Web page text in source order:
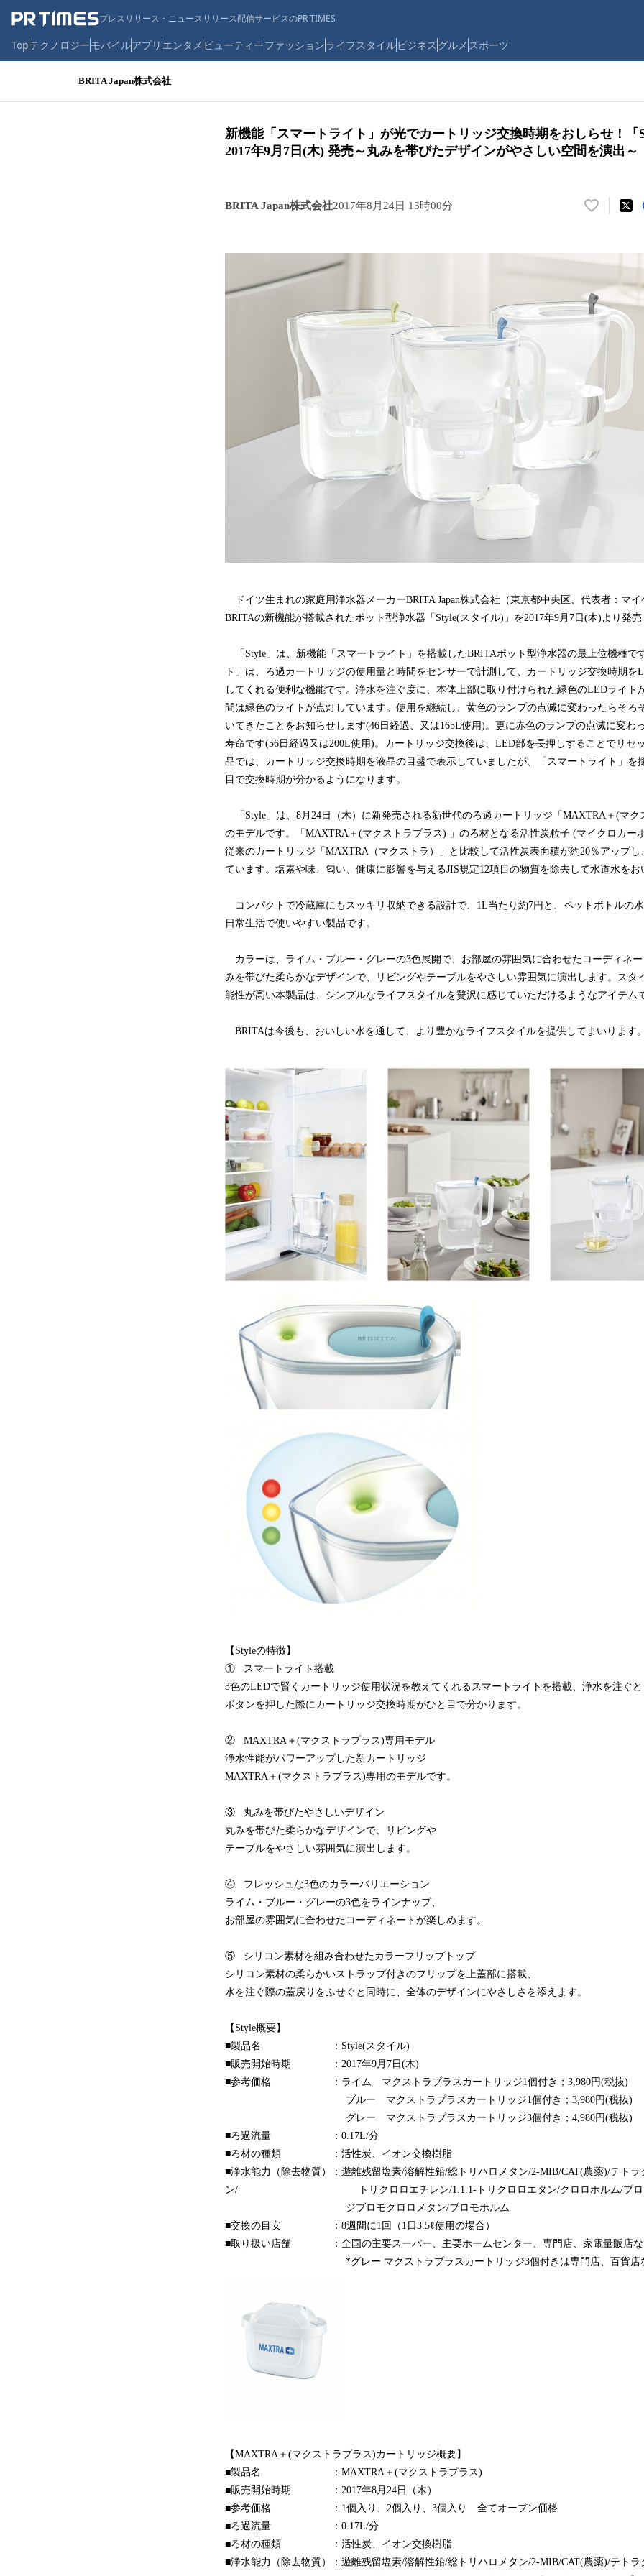
プレスリリース・ニュースリリース配信サービスのPR TIMES
Topテクノロジーモバイルアプリ エンタメ ビューティーファッションライフスタイルビジネス グルメ スポーツ
BRITA Japan株式会社
新機能「スマートライト」が光でカートリッジ交換時期をおしらせ！「
2017年9月7日(木) 発売～丸みを帯びたデザインがやさしい空間を演出～
BRITA Japan株式会社2017年8月24日 13時00分
い
を
読
み
み
中
す
ドイツ生まれの家庭用浄水器メーカーBRITA Japan株式会社（東京都中央区、代表者：マ
BRITAの新機能が搭載されたポット型浄水器「Style(スタイル)」を2017年9月7日(木)より発
「Style」は、新機能「スマートライト」を搭載したBRITAポット型浄水器の最上位機種で
ト」は、ろ過カートリッジの使用量と時間をセンサーで計測して、カートリッジ交換時期を
してくれる便利な機能です。浄水を注ぐ度に、本体上部に取り付けられた緑色のLEDライト
間は緑色のライトが点灯しています。使用を継続し、黄色のランプの点滅に変わったらそろ
いてきたことをお知らせします(46日経過、又は165L使用)。更に赤色のランプの点滅に変わ
寿命です(56日経過又は200L使用)。カートリッジ交換後は、LED部を長押しすることでリセ
品では、カートリッジ交換時期を液晶の目盛で表示していましたが、「スマートライト」を
目で交換時期が分かるようになります。
「Style」は、8月24日（木）に新発売される新世代のろ過カートリッジ「MAXTRA＋(マク
のモデルです。「MAXTRA＋(マクストラプラス) 」のろ材となる活性炭粒子 (マイクロカー
従来のカートリッジ「MAXTRA（マクストラ）」と比較して活性炭表面積が約20％アップ
ています。塩素や味、匂い、健康に影響を与えるJIS規定12項目の物質を除去して水道水をお
コンパクトで冷蔵庫にもスッキリ収納できる設計で、1L当たり約7円と、ペットボトルの
日常生活で使いやすい製品です。
カラーは、ライム・ブルー・グレーの3色展開で、お部屋の雰囲気に合わせたコーディネ
みを帯びた柔らかなデザインで、リビングやテーブルをやさしい雰囲気に演出します。スタ
能性が高い本製品は、シンプルなライフスタイルを贅沢に感じていただけるようなアイテム
BRITAは今後も、おいしい水を通して、より豊かなライフスタイルを提供してまいります
【Styleの特徴】
① スマートライト搭載
3色のLEDで賢くカートリッジ使用状況を教えてくれるスマートライトを搭載、浄水を注ぐ
ボタンを押した際にカートリッジ交換時期がひと目で分かります。
② MAXTRA＋(マクストラプラス)専用モデル
浄水性能がパワーアップした新カートリッジ
MAXTRA＋(マクストラプラス)専用のモデルです。
③ 丸みを帯びたやさしいデザイン
丸みを帯びた柔らかなデザインで、リビングや
テーブルをやさしい雰囲気に演出します。
④ フレッシュな3色のカラーバリエーション
ライム・ブルー・グレーの3色をラインナップ、
お部屋の雰囲気に合わせたコーディネートが楽しめます。
⑤ シリコン素材を組み合わせたカラーフリップトップ
シリコン素材の柔らかいストラップ付きのフリップを上蓋部に搭載、
水を注ぐ際の蓋戻りをふせぐと同時に、全体のデザインにやさしさを添えます。
【Style概要】
■製品名 ：Style(スタイル)
■販売開始時期 ：2017年9月7日(木)
■参考価格 ：ライム マクストラプラスカートリッジ1個付き；3,980円(税抜)
ブルー マクストラプラスカートリッジ1個付き；3,980円(税抜)
グレー マクストラプラスカートリッジ3個付き；4,980円(税抜)
■ろ過流量 ：0.17L/分
■ろ材の種類 ：活性炭、イオン交換樹脂
■浄水能力（除去物質）：遊離残留塩素/溶解性鉛/総トリハロメタン/2-MIB/CAT(農薬)/テトラ
ン/ トリクロロエチレン/1.1.1-トリクロロエタン/クロロホルム/ブロモ
ジブロモクロロメタン/ブロモホルム
■交換の目安 ：8週間に1回（1日3.5ℓ使用の場合）
■取り扱い店舗 ：全国の主要スーパー、主要ホームセンター、専門店、家電量販店
*グレー マクストラプラスカートリッジ3個付きは専門店、百貨店な
【MAXTRA＋(マクストラプラス)カートリッジ概要】
■製品名 ：MAXTRA＋(マクストラプラス)
■販売開始時期 ：2017年8月24日（木）
■参考価格 ：1個入り、2個入り、3個入り 全てオープン価格
■ろ過流量 ：0.17L/分
■ろ材の種類 ：活性炭、イオン交換樹脂
■浄水能力（除去物質）：遊離残留塩素/溶解性鉛/総トリハロメタン/2-MIB/CAT(農薬)/テトラ